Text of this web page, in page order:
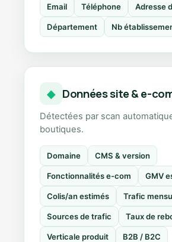
Email Téléphone Adresse
Département Nb
◆ Données site & e-
Détectées par scan
boutiques.
Domaine CMS & version
Fonctionnalités e-com GMV
Colis/an estimés Trafic
Sources de trafic Taux de
Verticale produit B2B / B2C